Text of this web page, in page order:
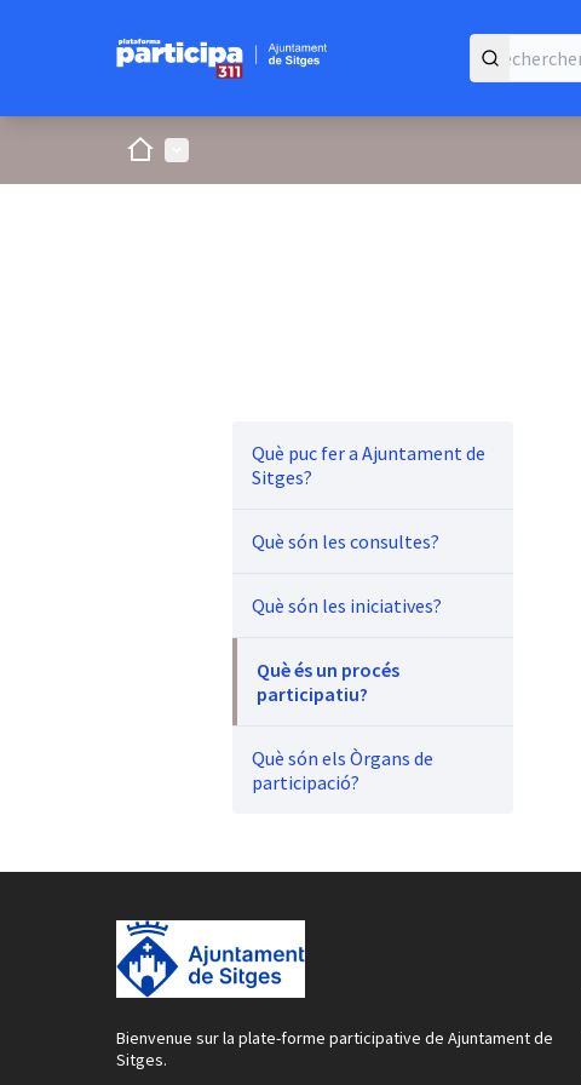
AccueilMenu principal
Què puc fer a Ajuntament de
Sitges?
Què són les consultes?
Què són les iniciatives?
Què és un procés
participatiu?
Què són els Òrgans de
participació?
Bienvenue sur la plate-forme participative de Ajuntament de
Sitges.